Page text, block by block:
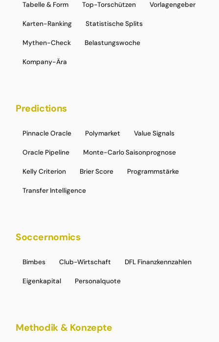
Tabelle & Form Top-Torschützen Vorlagengeber
Karten-Ranking Statistische Splits
Mythen-Check Belastungswoche
Kompany-Ära
Predictions
Pinnacle Oracle Polymarket Value Signals
Oracle Pipeline Monte-Carlo Saisonprognose
Kelly Criterion Brier Score Programmstärke
Transfer Intelligence
Soccernomics
Bimbes Club-Wirtschaft DFL Finanzkennzahlen
Eigenkapital Personalquote
Methodik & Konzepte